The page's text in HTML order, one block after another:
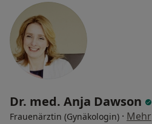
Dr. med. Anja Dawson
Frauenärztin (Gynäkologin) · Mehr